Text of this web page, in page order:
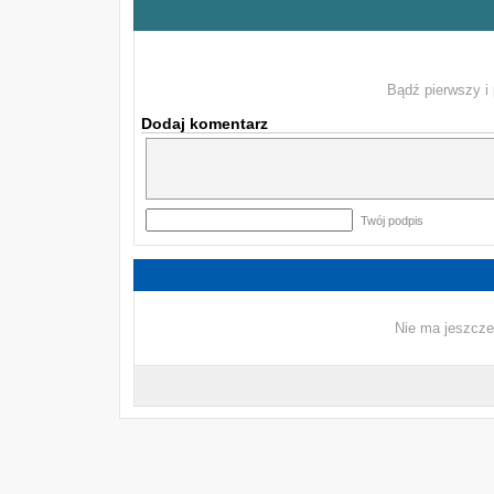
Bądź pierwszy i
Dodaj komentarz
Twój podpis
Nie ma